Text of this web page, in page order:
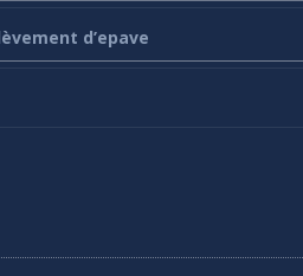
d’epave